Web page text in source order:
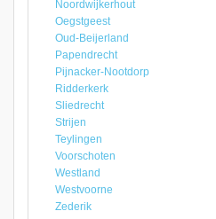
Noordwijkerhout
Oegstgeest
Oud-Beijerland
Papendrecht
Pijnacker-Nootdorp
Ridderkerk
Sliedrecht
Strijen
Teylingen
Voorschoten
Westland
Westvoorne
Zederik